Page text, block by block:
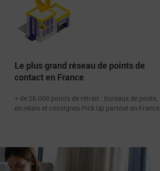
Le plus grand réseau de points de
contact en France
+ de 26 000 points de retrait : bureaux de poste,
en relais et consignes Pick Up partout en France